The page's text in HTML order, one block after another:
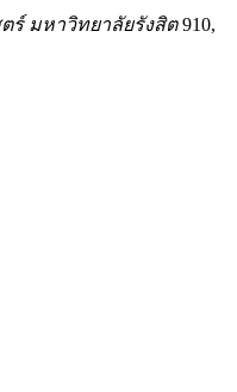
ร์ มหาวิทยาลัยรังสิต910,